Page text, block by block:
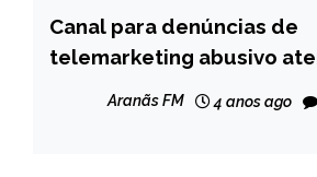
BRASIL
NOTÍCIAS
Canal para denúncias de
telemarketing abusivo
Aranãs FM 4 anos ago